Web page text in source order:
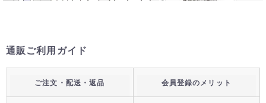
通販ご利用ガイド
ご注文・配送・返品 会員登録のメリット